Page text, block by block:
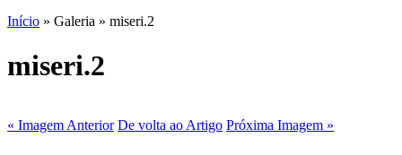
Início » Galeria » miseri.2
miseri.2
« Imagem Anterior De volta ao Artigo Próxima Imagem »